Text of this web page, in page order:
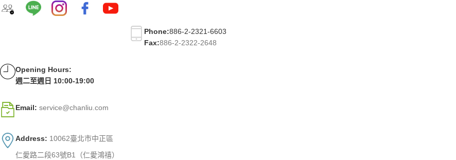
Phone:886-2-2321-6603
Fax:886-2-2322-2648
Opening Hours:
週二至週日 10:00-19:00
Email: service@chanliu.com
Address: 10062臺北市中正區
仁愛路二段63號B1（仁愛鴻禧）